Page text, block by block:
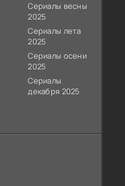
Сериалы весны
2025
Сериалы лета
2025
Сериалы осени
2025
Сериалы
декабря 2025